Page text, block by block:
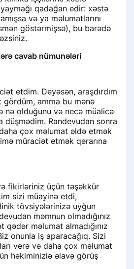
qadağan edir: xəstə
və ya məlumatlarını
göstərmişsə), bu barədə
cavab nümunələri
etdim. Deyəsən, araşdırdım
gördüm, amma bu mənə
nə olduğunu və necə müalicə
düşmədim. Randevudan sonra
çox məlumat əldə etmək
müraciət etmək qərarına
fikirləriniz üçün təşəkkür
sizi müayinə etdi,
tövsiyələrinizə uyğun
məmnun olmadığınız
məlumat almadığınız
onunla iş aparacağıq. Sizi
verə və daha çox məlumat
həkiminizlə əlavə görüş